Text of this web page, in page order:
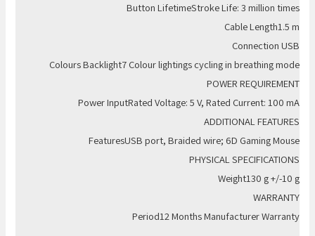
Button LifetimeStroke Life: 3 million times
Cable Length1.5 m
Connection USB
Colours Backlight7 Colour lightings cycling in breathing mode
POWER REQUIREMENT
Power InputRated Voltage: 5 V, Rated Current: 100 mA
ADDITIONAL FEATURES
FeaturesUSB port, Braided wire; 6D Gaming Mouse
PHYSICAL SPECIFICATIONS
Weight130 g +/-10 g
WARRANTY
Period12 Months Manufacturer Warranty